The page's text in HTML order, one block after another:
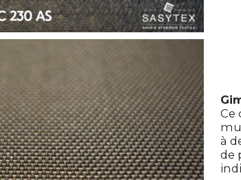
Ce
à
de